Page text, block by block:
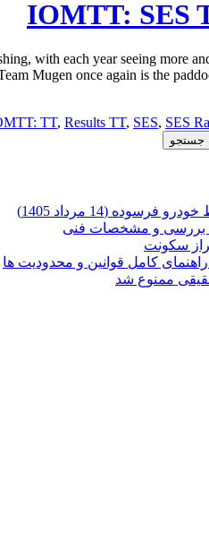
IOMTT: SES
with each year seeing more
Mugen once again is the
TT, Results TT, SES, SES
(14 مرداد 1405)
سکونت
کامل قوانین و محدودیت ها
ممنوع شد